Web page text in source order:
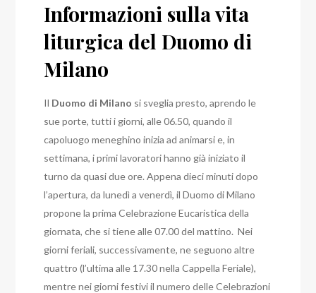
Informazioni sulla vita
liturgica del Duomo di
Milano
Il Duomo di Milano si sveglia presto, aprendo le
sue porte, tutti i giorni, alle 06.50, quando il
capoluogo meneghino inizia ad animarsi e, in
settimana, i primi lavoratori hanno già iniziato il
turno da quasi due ore.Appena dieci minuti dopo
l’apertura, da lunedì a venerdì, il Duomo di Milano
propone la prima Celebrazione Eucaristica della
giornata, che si tiene alle 07.00 del mattino.Nei
giorni feriali, successivamente, ne seguono altre
quattro (l’ultima alle 17.30 nella Cappella Feriale),
mentre nei giorni festivi il numero delle Celebrazioni